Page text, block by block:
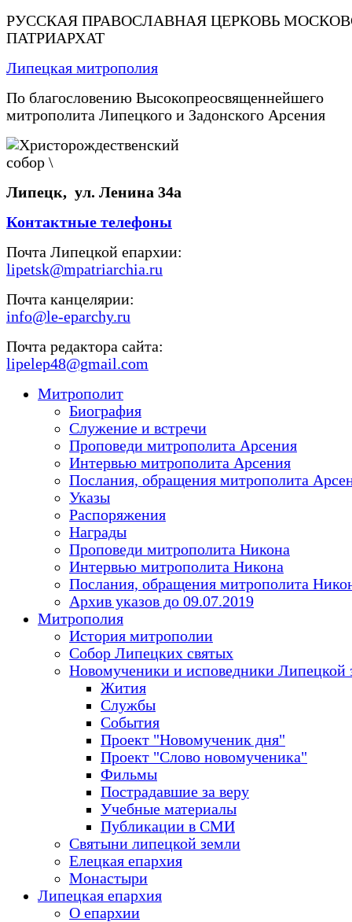
РУССКАЯ ПРАВОСЛАВНАЯ ЦЕРКОВЬ
ПАТРИАРХАТ
Липецкая митрополия
По благословению Высокопреосвященнейшего
митрополита Липецкого и Задонского Арсения
Липецк, ул. Ленина 34а
Контактные телефоны
Почта Липецкой епархии:
lipetsk@mpatriarchia.ru
Почта канцелярии:
info@le-eparchy.ru
Почта редактора сайта:
lipelep48@gmail.com
Митрополит
Биография
Служение и встречи
Проповеди митрополита Арсения
Интервью митрополита Арсения
Послания, обращения митрополита
Указы
Распоряжения
Награды
Проповеди митрополита Никона
Интервью митрополита Никона
Послания, обращения митрополита
Архив указов до 09.07.2019
Митрополия
История митрополии
Собор Липецких святых
Новомученики и исповедники Липецкой
Жития
Службы
События
Проект "Новомученик дня"
Проект "Слово новомученика"
Фильмы
Пострадавшие за веру
Учебные материалы
Публикации в СМИ
Святыни липецкой земли
Елецкая епархия
Монастыри
Липецкая епархия
О епархии